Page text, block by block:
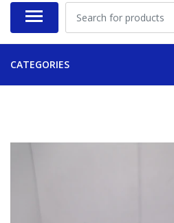
CATEGORIES